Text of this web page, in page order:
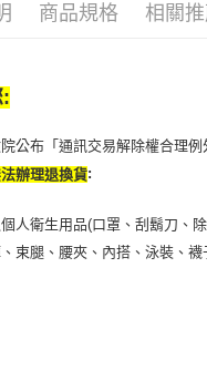
商品規格 相關
公布「通訊交易解除權合理
辦理退換貨:
人衛生用品(口罩、刮鬍刀、
束腿、腰夾、內搭、泳裝、襪